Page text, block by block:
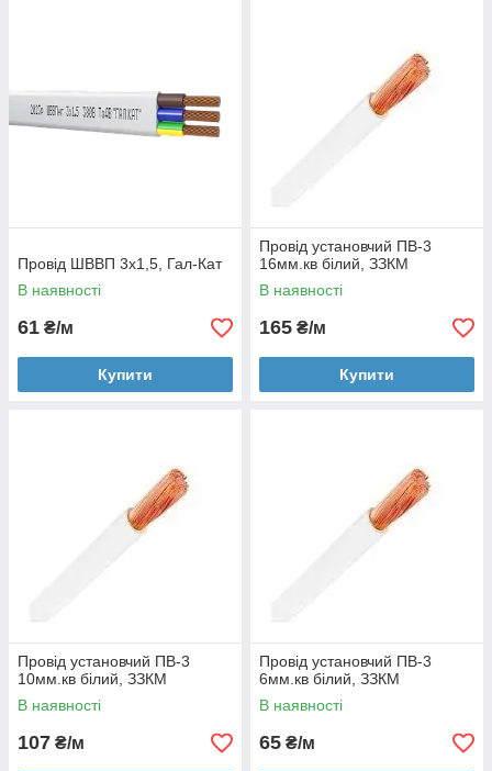
Провід ШВВП 3х1,5, Гал-Кат
В наявності
61 ₴/м
Купити
Провід установчий ПВ-3
16мм.кв білий, ЗЗКМ
В наявності
165 ₴/м
Купити
Провід установчий ПВ-3
10мм.кв білий, ЗЗКМ
В наявності
107 ₴/м
Провід установчий ПВ-3
6мм.кв білий, ЗЗКМ
В наявності
65 ₴/м